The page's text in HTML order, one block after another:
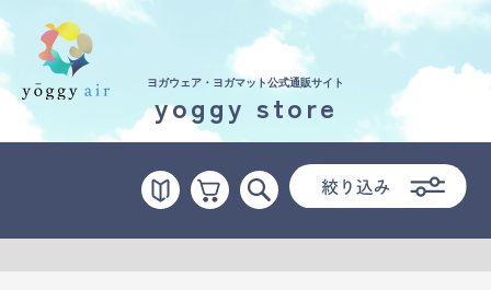
受講の流れ
料金について
インストラクター一覧
ヨガウェア・ヨガマット公式通販サイト
yoggy store